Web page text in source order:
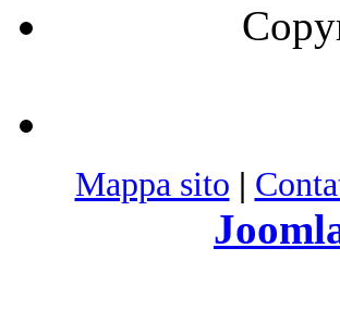
Mappa sito |